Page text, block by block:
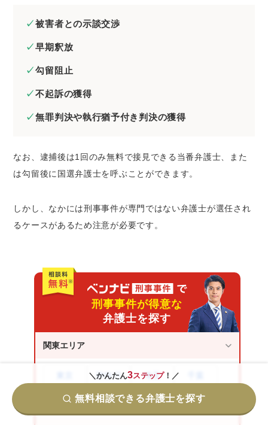
被害者との示談交渉
早期釈放
勾留阻止
不起訴の獲得
無罪判決や執行猶予付き判決の獲得
なお、逮捕後は1回のみ無料で接見できる当番弁護士、また
は勾留後に国選弁護士を呼ぶことができます。
しかし、なかには刑事事件が専門ではない弁護士が選任され
るケースがあるため注意が必要です。
刑事事件が得意な
弁護士を探す
関東エリア
神奈川 埼玉
茨城 群馬 栃木
＼かんたん3ステップ！／
無料相談できる弁護士を探す